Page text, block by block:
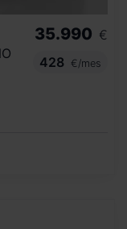
35.990 €
428
€/mes